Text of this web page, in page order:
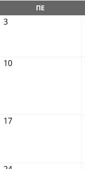
ΠΕ
3
10
17